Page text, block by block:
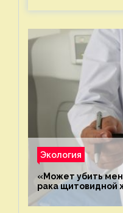
Экология
«Может убить
рака щитовидной
экологии на